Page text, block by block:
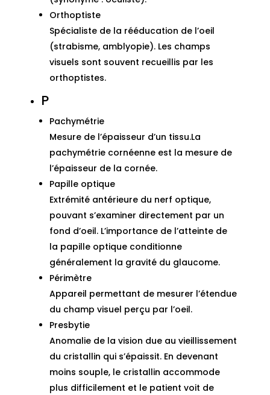
Orthoptiste
Spécialiste de la rééducation de l’oeil
(strabisme, amblyopie). Les champs
visuels sont souvent recueillis par les
orthoptistes.
P
Pachymétrie
Mesure de l’épaisseur d’un tissu.La
pachymétrie cornéenne est la mesure de
l’épaisseur de la cornée.
Papille optique
Extrémité antérieure du nerf optique,
pouvant s’examiner directement par un
fond d’oeil. L’importance de l’atteinte de
la papille optique conditionne
généralement la gravité du glaucome.
Périmètre
Appareil permettant de mesurer l’étendue
du champ visuel perçu par l’oeil.
Presbytie
Anomalie de la vision due au vieillissement
du cristallin qui s’épaissit. En devenant
moins souple, le cristallin accommode
plus difficilement et le patient voit de